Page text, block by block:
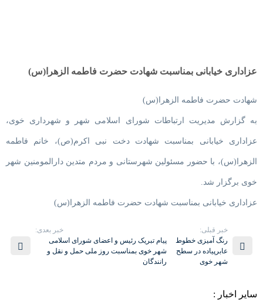
عزاداری خیابانی بمناسبت شهادت حضرت فاطمه الزهرا(س)
شهادت حضرت فاطمه الزهرا(س)
به گزارش مدیریت ارتباطات شورای اسلامی شهر و شهرداری خوی،
عزاداری خیابانی بمناسبت شهادت دخت نبی اکرم(ص)، خانم فاطمه
الزهرا(س)، با حضور مسئولین شهرستانی و مردم متدین دارالمومنین شهر
خوی برگزار شد.
عزاداری خیابانی بمناسبت شهادت حضرت فاطمه الزهرا(س)
خبر قبلی:
رنگ آمیزی خطوط
عابرپیاده در سطح
شهر خوی
خبر بعدی:
پیام تبریک رئیس و اعضای شورای اسلامی
شهر خوی بمناسبت روز ملی حمل و نقل و
رانندگان
سایر اخبار :